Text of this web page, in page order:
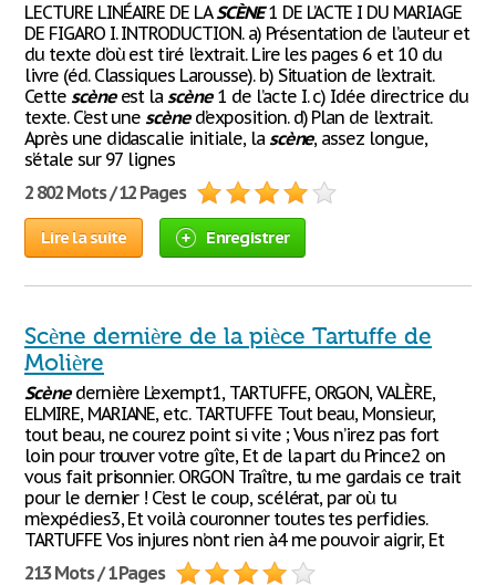
LECTURE LINÉAIRE DE LASCÈNE1 DE L’ACTE I DU MARIAGE
DE FIGARO I. INTRODUCTION. a) Présentation de l’auteur et
du texte d’où est tiré l’extrait. Lire les pages 6 et 10 du
livre (éd. Classiques Larousse). b) Situation de l’extrait.
Cette scèneest lascène1 de l’acte I. c) Idée directrice du
texte. C’est unescèned’exposition. d) Plan de l’extrait.
Après une didascalie initiale, la scène, assez longue,
s’étale sur 97 lignes
2 802 Mots / 12 Pages
Lire la suite Enregistrer
Scène dernière de la pièce Tartuffe de
Molière
Scènedernière L’exempt1, TARTUFFE, ORGON, VALÈRE,
ELMIRE, MARIANE, etc. TARTUFFE Tout beau, Monsieur,
tout beau, ne courez point si vite ; Vous n’irez pas fort
loin pour trouver votre gîte, Et de la part du Prince2 on
vous fait prisonnier. ORGON Traître, tu me gardais ce trait
pour le dernier ! C’est le coup, scélérat, par où tu
m’expédies3, Et voilà couronner toutes tes perfidies.
TARTUFFE Vos injures n’ont rien à4 me pouvoir aigrir, Et
213 Mots / 1 Pages